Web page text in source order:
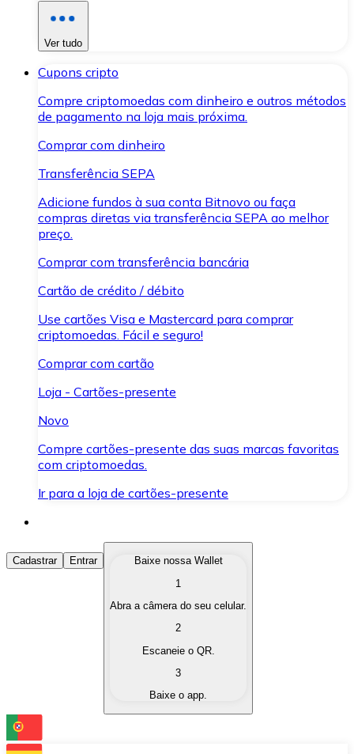
Ver tudo
Cupons cripto
Compre criptomoedas com dinheiro e outros métodos
de pagamento na loja mais próxima.
Comprar com dinheiro
Transferência SEPA
Adicione fundos à sua conta Bitnovo ou faça
compras diretas via transferência SEPA ao melhor
preço.
Comprar com transferência bancária
Cartão de crédito / débito
Use cartões Visa e Mastercard para comprar
criptomoedas. Fácil e seguro!
Comprar com cartão
Loja - Cartões-presente
Novo
Compre cartões-presente das suas marcas favoritas
com criptomoedas.
Ir para a loja de cartões-presente
Comprar Criptomoedas
Compre as criptomoedas de seu interesse de forma
Converta suas criptomoedas em moeda fiduciária
Troque uma criptomoeda por outra
Cadastrar Entrar
Baixe nossa Wallet
1
Abra a câmera do seu celular.
2
Escaneie o QR.
3
Baixe o app.